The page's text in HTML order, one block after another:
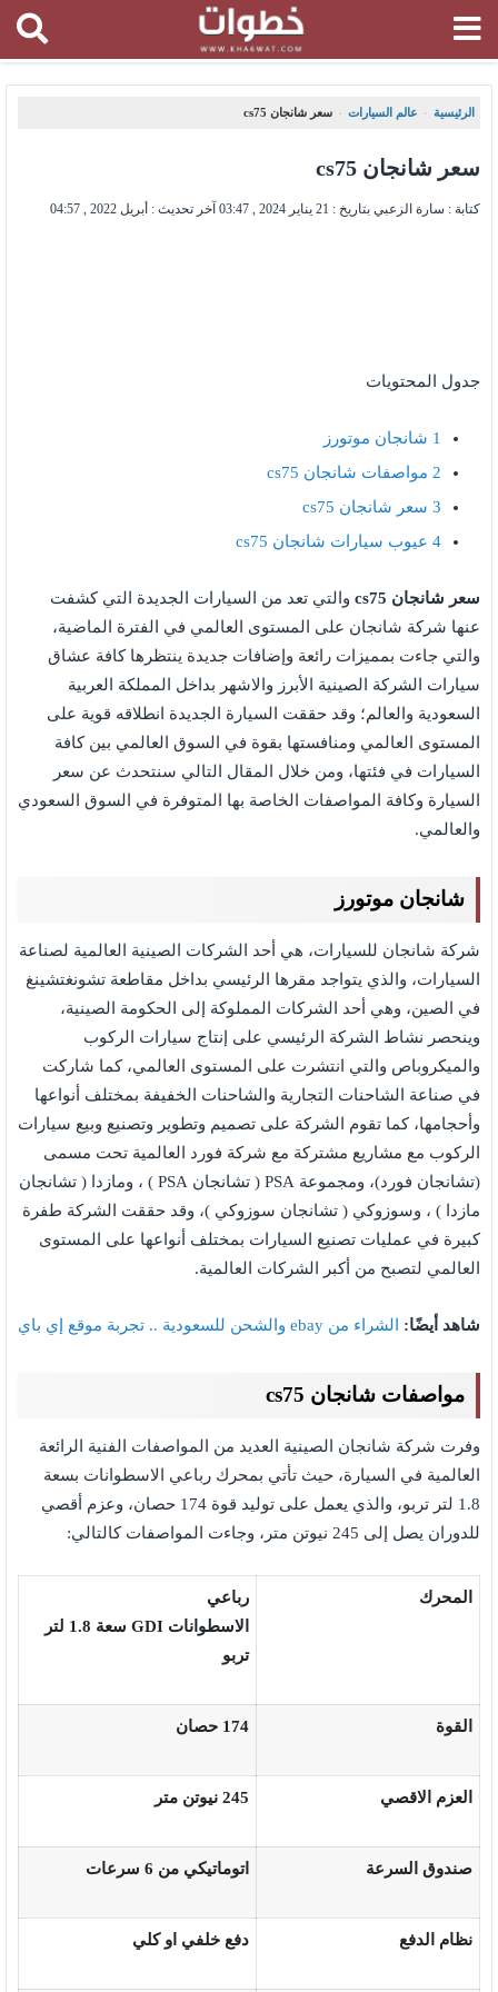
الرئيسية ، عالم السيارات ، سعر شانجان cs75
سعر شانجان cs75
كتابة : سارة الزعبي بتاريخ : 21 يناير 2024 , 03:47 آخر تحديث : أبريل 2022 , 04:57
جدول المحتويات
1 شانجان موتورز
2 مواصفات شانجان cs75
3 سعر شانجان cs75
4 عيوب سيارات شانجان cs75
سعر شانجان cs75
والتي تعد من السيارات الجديدة التي كشفت
عنها شركة شانجان على المستوى العالمي في الفترة الماضية،
والتي جاءت بمميزات رائعة وإضافات جديدة ينتظرها كافة عشاق
سيارات الشركة الصينية الأبرز والاشهر بداخل المملكة العربية
السعودية والعالم؛ وقد حققت السيارة الجديدة انطلاقه قوية على
المستوى العالمي ومنافستها بقوة في السوق العالمي بين كافة
السيارات في فئتها، ومن خلال المقال التالي سنتحدث عن سعر
السيارة وكافة المواصفات الخاصة بها المتوفرة في السوق السعودي
والعالمي.
شانجان موتورز
شركة شانجان للسيارات، هي أحد الشركات الصينية العالمية لصناعة
السيارات، والذي يتواجد مقرها الرئيسي بداخل مقاطعة تشونغتشينغ
في الصين، وهي أحد الشركات المملوكة إلى الحكومة الصينية،
وينحصر نشاط الشركة الرئيسي على إنتاج سيارات الركوب
والميكروباص والتي انتشرت على المستوى العالمي، كما شاركت
في صناعة الشاحنات التجارية والشاحنات الخفيفة بمختلف أنواعها
وأحجامها، كما تقوم الشركة على تصميم وتطوير وتصنيع وبيع سيارات
الركوب مع مشاريع مشتركة مع شركة فورد العالمية تحت مسمى
(تشانجان فورد)، ومجموعة PSA ( تشانجان PSA ) ، ومازدا ( تشانجان
مازدا ) ، وسوزوكي ( تشانجان سوزوكي )، وقد حققت الشركة طفرة
كبيرة في عمليات تصنيع السيارات بمختلف أنواعها على المستوى
العالمي لتصبح من أكبر الشركات العالمية.
شاهد أيضًا: الشراء من ebay والشحن للسعودية .. تجربة موقع إي باي
مواصفات شانجان cs75
وفرت شركة شانجان الصينية العديد من المواصفات الفنية الرائعة
العالمية في السيارة، حيث تأتي بمحرك رباعي الاسطوانات بسعة
1.8 لتر تربو، والذي يعمل على توليد قوة 174 حصان، وعزم أقصي
للدوران يصل إلى 245 نيوتن متر، وجاءت المواصفات كالتالي:
المحرك
رباعي
الاسطوانات GDI سعة 1.8 لتر
تربو
القوة 174 حصان
العزم الاقصي 245 نيوتن متر
صندوق السرعة اتوماتيكي من 6 سرعات
نظام الدفع دفع خلفي او كلي